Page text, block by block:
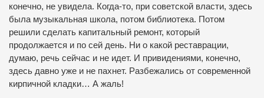
конечно, не увидела. Когда-то, при советской власти, здесь
была музыкальная школа, потом библиотека. Потом
решили сделать капитальный ремонт, который
продолжается и по сей день. Ни о какой реставрации,
думаю, речь сейчас и не идет. И привидениями, конечно,
здесь давно уже и не пахнет. Разбежались от современной
кирпичной кладки… А жаль!